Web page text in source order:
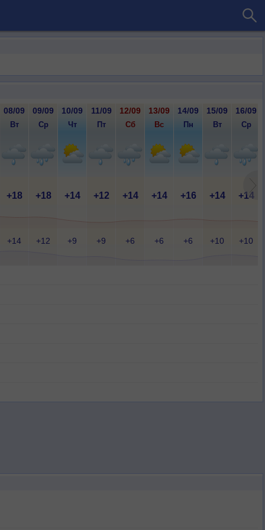
08/09 09/09 10/09 11/09 12/09 13/09 14/09 15/09 16/09
Вт Ср Чт Пт Сб Вс Пн Вт Ср
+18 +18 +14 +12 +14 +14 +16 +14 +14
+14 +12 +9 +9 +6 +6 +6 +10 +10